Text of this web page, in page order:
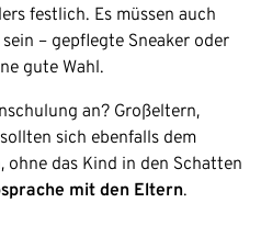
festlich. Es müssen auch
– gepflegte Sneaker oder
gute Wahl.
an? Großeltern,
sich ebenfalls dem
ohne das Kind in den Schatten
mit den Eltern.